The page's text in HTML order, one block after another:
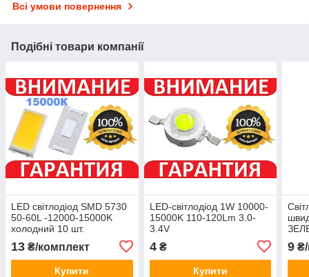
Всі умови повернення
Подібні товари компанії
LED світлодіод SMD 5730
50-60L -12000-15000K
холодний 10 шт.
13 ₴/комплект
Купити
LED-світлодіод 1W 10000-
15000K 110-120Lm 3.0-
3.4V
4₴
Купити
9